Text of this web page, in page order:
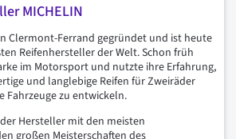
MICHELIN
Clermont-Ferrand gegründet und ist heute
Reifenhersteller der Welt. Schon früh
im Motorsport und nutzte ihre Erfahrung,
und langlebige Reifen für Zweiräder
Fahrzeuge zu entwickeln.
Hersteller mit den meisten
großen Meisterschaften des